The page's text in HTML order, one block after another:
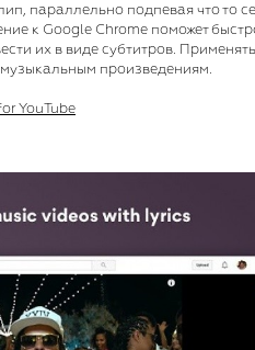
параллельно подпевая что то
к Google Chrome поможет
их в виде субтитров. Применять
произведениям.
YouTube